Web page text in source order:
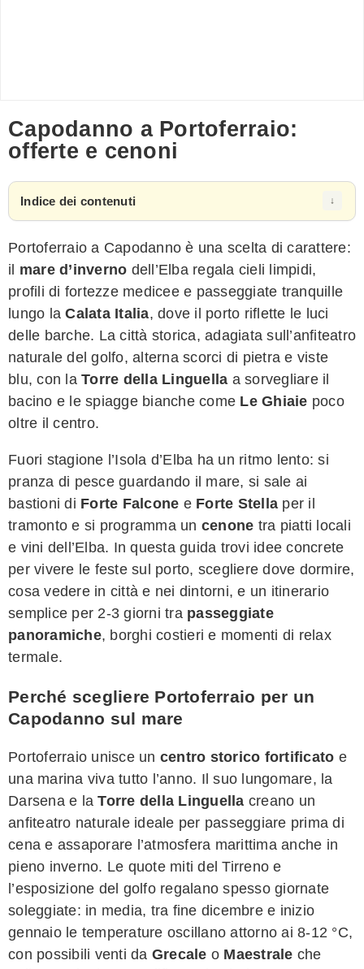
Capodanno a Portoferraio:
offerte e cenoni
Indice dei contenuti
Portoferraio a Capodanno è una scelta di carattere:
il mare d’inverno dell’Elba regala cieli limpidi,
profili di fortezze medicee e passeggiate tranquille
lungo laCalata Italia, dove il porto riflette le luci
delle barche. La città storica, adagiata sull’anfiteatro
naturale del golfo, alterna scorci di pietra e viste
blu, con la Torre della Linguella a sorvegliare il
bacino e le spiagge bianche come Le Ghiaie poco
oltre il centro.
Fuori stagione l’Isola d’Elba ha un ritmo lento: si
pranza di pesce guardando il mare, si sale ai
bastioni di Forte Falcone e Forte Stella per il
tramonto e si programma un cenone tra piatti locali
e vini dell’Elba. In questa guida trovi idee concrete
per vivere le feste sul porto, scegliere dove dormire,
cosa vedere in città e nei dintorni, e un itinerario
semplice per 2-3 giorni tra passeggiate
panoramiche, borghi costieri e momenti di relax
termale.
Perché scegliere Portoferraio per un
Capodanno sul mare
Portoferraio unisce un centro storico fortificato e
una marina viva tutto l’anno. Il suo lungomare, la
Darsena e laTorre della Linguella creano un
anfiteatro naturale ideale per passeggiare prima di
cena e assaporare l’atmosfera marittima anche in
pieno inverno. Le quote miti del Tirreno e
l’esposizione del golfo regalano spesso giornate
soleggiate: in media, tra fine dicembre e inizio
gennaio le temperature oscillano attorno ai 8-12 °C,
con possibili venti da Grecale o Maestrale che